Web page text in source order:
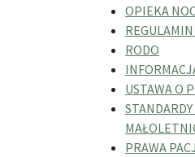
OPIEKA
RODO
USTAWA O
PRAWA